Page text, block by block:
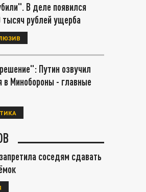
В деле появился
рублей ущерба
Путин озвучил
в Минобороны - главные
соседям сдавать